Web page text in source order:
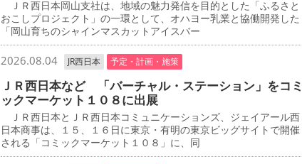
ＪＲ西日本岡山支社は、地域の魅力発信を目的とした「ふるさと
おこしプロジェクト」の一環として、オハヨー乳業と協働開発した
「岡山育ちのシャインマスカットアイスバー
2026.08.04 JR西日本 予定・計画・施策
ＪＲ西日本など 「バーチャル・ステーション」をコミ
ックマーケット１０８に出展
ＪＲ西日本とＪＲ西日本コミュニケーションズ、ジェイアール西
日本商事は、１５、１６日に東京・有明の東京ビッグサイトで開催
される「コミックマーケット１０８」に、同